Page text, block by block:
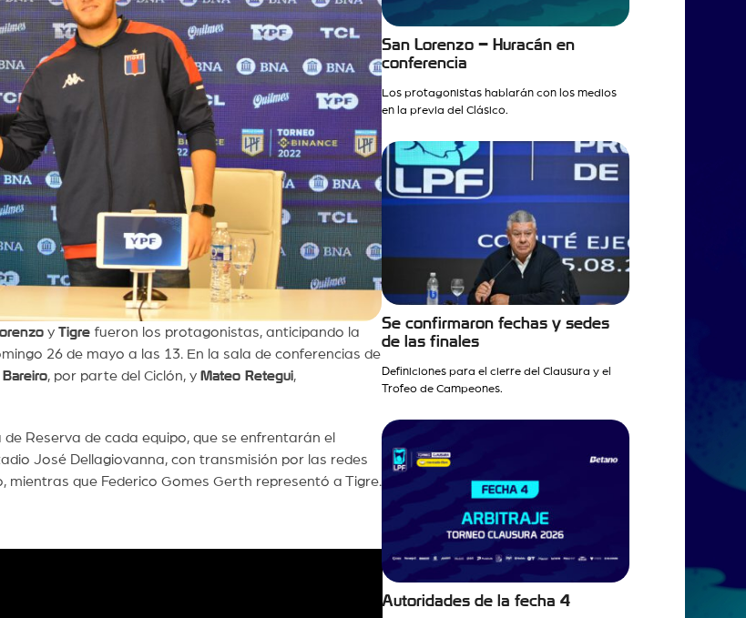
y Tigrefueron los protagonistas, anticipando la
26 de mayo a las 13. En la sala de conferencias de
, por parte del Ciclón, y Mateo Retegui,
Reserva de cada equipo, que se enfrentarán el
José Dellagiovanna, con transmisión por las redes
que Federico Gomes Gerth representó a Tigre.
San Lorenzo – Huracán en
conferencia
Los protagonistas hablarán con los medios
en la previa del Clásico.
Se confirmaron fechas y sedes
de las finales
Definiciones para el cierre del Clausura y el
Trofeo de Campeones.
Autoridades de la fecha 4